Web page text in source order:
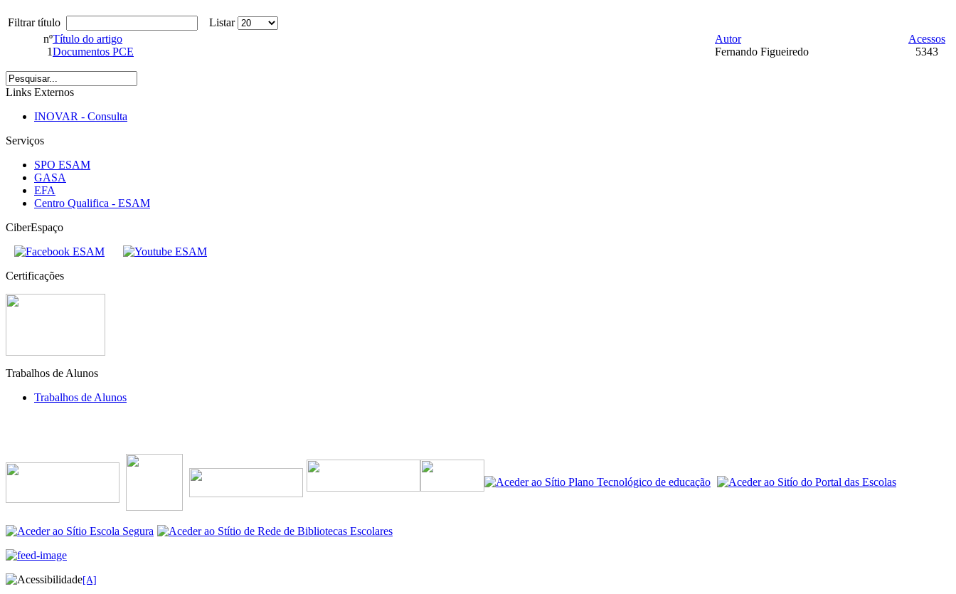
Filtrar título
Listar
nºTítulo do artigo Autor
Acessos
1Documentos PCE Fernando Figueiredo 5343
Links Externos
INOVAR - Consulta
Serviços
SPO ESAM
GASA
EFA
Centro Qualifica - ESAM
CiberEspaço
Certificações
Trabalhos de Alunos
Trabalhos de Alunos
[A]